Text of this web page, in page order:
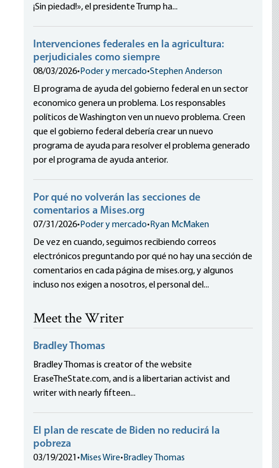
¡Sin piedad!», el presidente Trump ha...
Intervenciones federales en la agricultura:
perjudiciales como siempre
08/03/2026• Poder y mercado•Stephen Anderson
El programa de ayuda del gobierno federal en un sector
economico genera un problema. Los responsables
políticos de Washington ven un nuevo problema. Creen
que el gobierno federal debería crear un nuevo
programa de ayuda para resolver el problema generado
por el programa de ayuda anterior.
Por qué no volverán las secciones de
comentarios a Mises.org
07/31/2026• Poder y mercado• Ryan McMaken
De vez en cuando, seguimos recibiendo correos
electrónicos preguntando por qué no hay una sección de
comentarios en cada página de mises.org, y algunos
incluso nos exigen a nosotros, el personal del...
Meet the Writer
Bradley Thomas
Bradley Thomas is creator of the website
EraseTheState.com, and is a libertarian activist and
writer with nearly fifteen...
El plan de rescate de Biden no reducirá la
pobreza
03/19/2021 • Mises Wire• Bradley Thomas